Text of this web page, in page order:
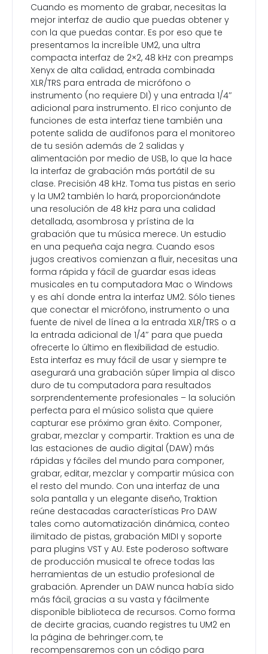
Cuando es momento de grabar, necesitas la
mejor interfaz de audio que puedas obtener y
con la que puedas contar. Es por eso que te
presentamos la increíble UM2, una ultra
compacta interfaz de 2×2, 48 kHz con preamps
Xenyx de alta calidad, entrada combinada
XLR/TRS para entrada de micrófono o
instrumento (no requiere DI) y una entrada 1/4″
adicional para instrumento. El rico conjunto de
funciones de esta interfaz tiene también una
potente salida de audífonos para el monitoreo
de tu sesión además de 2 salidas y
alimentación por medio de USB, lo que la hace
la interfaz de grabación más portátil de su
clase. Precisión 48 kHz. Toma tus pistas en serio
y la UM2 también lo hará, proporcionándote
una resolución de 48 kHz para una calidad
detallada, asombrosa y prístina de la
grabación que tu música merece. Un estudio
en una pequeña caja negra. Cuando esos
jugos creativos comienzan a fluir, necesitas una
forma rápida y fácil de guardar esas ideas
musicales en tu computadora Mac o Windows
y es ahí donde entra la interfaz UM2. Sólo tienes
que conectar el micrófono, instrumento o una
fuente de nivel de línea a la entrada XLR/TRS o a
la entrada adicional de 1/4″ para que pueda
ofrecerte lo último en flexibilidad de estudio.
Esta interfaz es muy fácil de usar y siempre te
asegurará una grabación súper limpia al disco
duro de tu computadora para resultados
sorprendentemente profesionales – la solución
perfecta para el músico solista que quiere
capturar ese próximo gran éxito. Componer,
grabar, mezclar y compartir. Traktion es una de
las estaciones de audio digital (DAW) más
rápidas y fáciles del mundo para componer,
grabar, editar, mezclar y compartir música con
el resto del mundo. Con una interfaz de una
sola pantalla y un elegante diseño, Traktion
reúne destacadas características Pro DAW
tales como automatización dinámica, conteo
ilimitado de pistas, grabación MIDI y soporte
para plugins VST y AU. Este poderoso software
de producción musical te ofrece todas las
herramientas de un estudio profesional de
grabación. Aprender un DAW nunca había sido
más fácil, gracias a su vasta y fácilmente
disponible biblioteca de recursos. Como forma
de decirte gracias, cuando registres tu UM2 en
la página de behringer.com, te
recompensaremos con un código para